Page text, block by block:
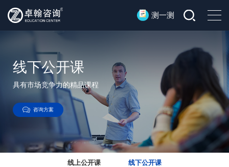
测一测
线下公开课
具有市场竞争力的精品课程
咨询方案
线上公开课 线下公开课